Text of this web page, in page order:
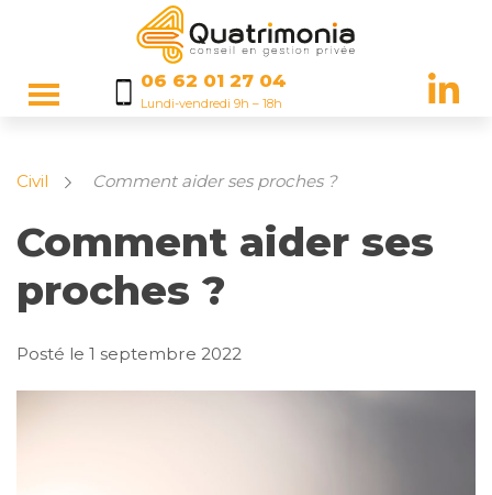
06 62 01 27 04
Lundi-vendredi 9h – 18h
Civil Comment aider ses proches ?
Comment aider ses
proches ?
Posté le 1 septembre 2022